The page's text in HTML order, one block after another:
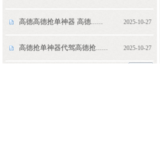
高德高德抢单神器 高德...... 2025-10-27
高德抢单神器代驾高德抢...... 2025-10-27